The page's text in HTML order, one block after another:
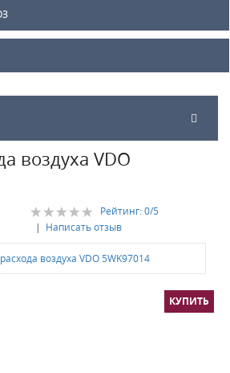
воздуха VDO
Рейтинг:0/5
| Написать отзыв